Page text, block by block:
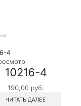
10216-4
190,00 руб.
ЧИТАТЬ ДАЛЕЕ